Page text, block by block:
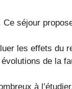
séjour
les effets du
de la
à